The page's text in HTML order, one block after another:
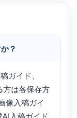
？
ガイド、
は各保存方
像入稿ガイ